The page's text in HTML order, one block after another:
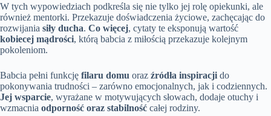
W tych wypowiedziach podkreśla się nie tylko jej rolę opiekunki, ale
również mentorki. Przekazuje doświadczenia życiowe, zachęcając do
rozwijania siły ducha. Co więcej, cytaty te eksponują wartość
kobiecej mądrości, którą babcia z miłością przekazuje kolejnym
pokoleniom.
Babcia pełni funkcję filaru domu oraz źródła inspiracji do
pokonywania trudności – zarówno emocjonalnych, jak i codziennych.
Jej wsparcie, wyrażane w motywujących słowach, dodaje otuchy i
wzmacnia odporność oraz stabilność całej rodziny.